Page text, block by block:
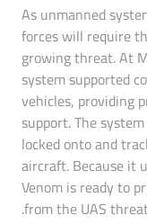
As unmanned
forces will require
growing threat. At
system supported
vehicles, providing
support. The
locked onto and
aircraft. Because it
Venom is ready to
from the UAS